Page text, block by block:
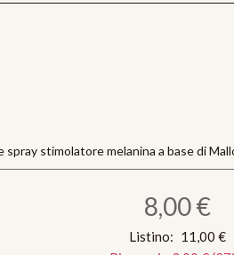
stimolatore melanina a base di
8,00 €
Listino: 11,00 €